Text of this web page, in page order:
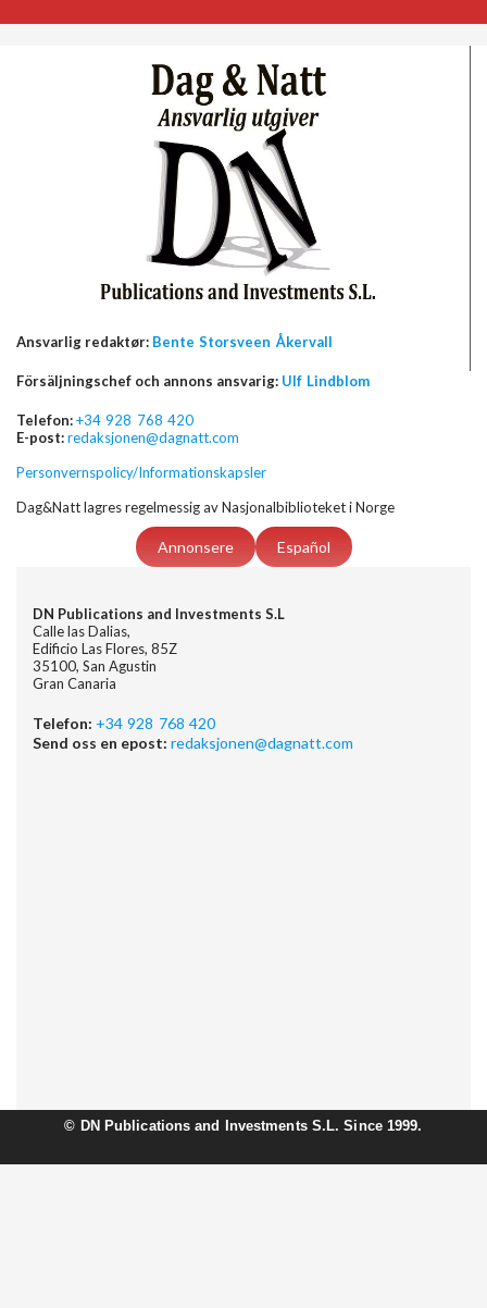
Ansvarlig redaktør: Bente Storsveen Åkervall
Försäljningschef och annons ansvarig: Ulf Lindblom
Telefon:+34 928 768 420
E-post:redaksjonen@dagnatt.com
Personvernspolicy/Informationskapsler
Dag&Natt lagres regelmessig av Nasjonalbiblioteket i Norge
Annonsere Español
DN Publications and Investments S.L
Calle las Dalias,
Edificio Las Flores, 85Z
35100, San Agustin
Gran Canaria
Telefon: +34 928 768 420
Send oss en epost: redaksjonen@dagnatt.com
© DN Publications and Investments S.L. Since 1999.